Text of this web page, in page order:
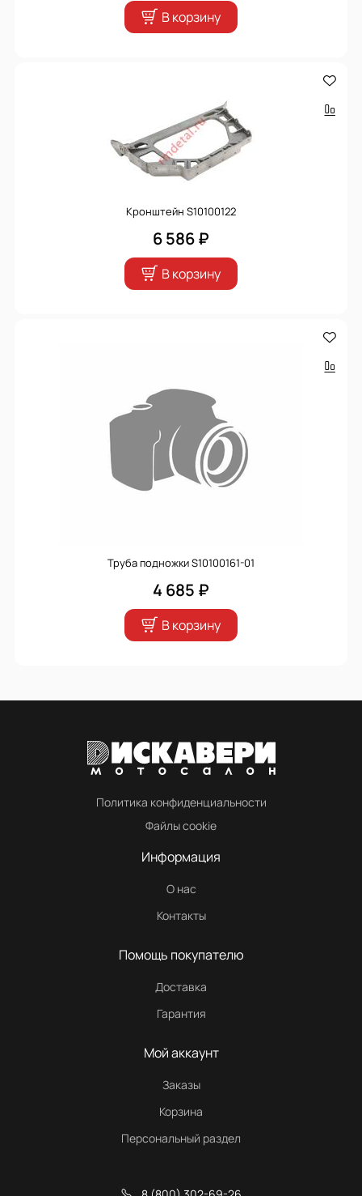
В корзину
Кронштейн S10100122
6 586 ₽
В корзину
Труба подножки S10100161-01
4 685 ₽
В корзину
Политика конфиденциальности
Файлы cookie
Информация
О нас
Контакты
Помощь покупателю
Доставка
Гарантия
Мой аккаунт
Заказы
Корзина
Персональный раздел